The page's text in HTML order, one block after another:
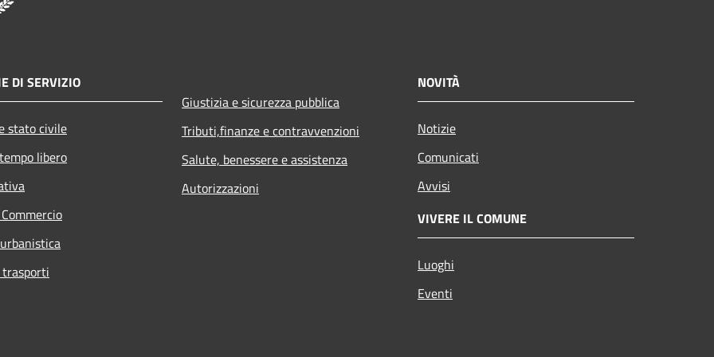
DI SERVIZIO
stato civile
libero
Giustizia e sicurezza pubblica
Tributi,finanze e contravvenzioni
Salute, benessere e assistenza
Autorizzazioni
NOVITÀ
Notizie
Comunicati
Avvisi
VIVERE IL COMUNE
Luoghi
Eventi